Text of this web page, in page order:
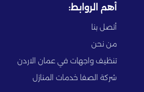
أهم الروابط:
أتصل بنا
من نحن
تنظيف واجهات في عمان الاردن
شركة الصفا خدمات المنازل